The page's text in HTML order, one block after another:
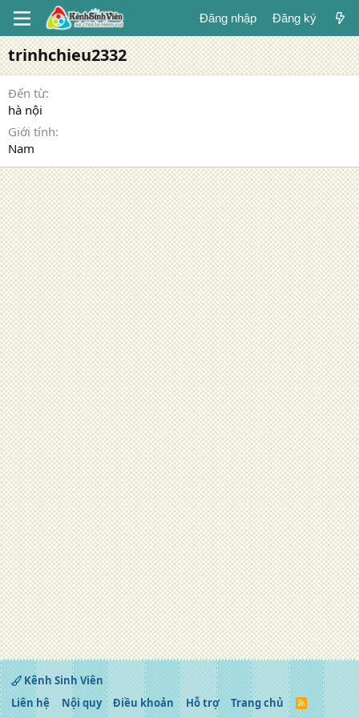
Đăng nhập Đăng ký
trinhchieu2332
Đến từ
hà nội
Giới tính
Nam
Kênh Sinh Viên
Liên hệ
Nội quy Điều khoản Hỗ trợ Trang chủ
R